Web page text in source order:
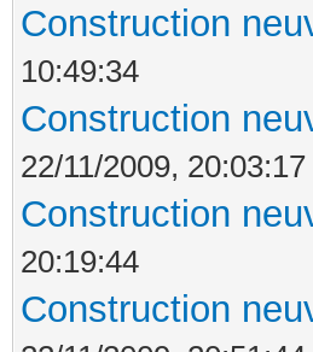
Construction
10:49:34
Construction
22/11/2009, 20:03:17
Construction
20:19:44
Construction